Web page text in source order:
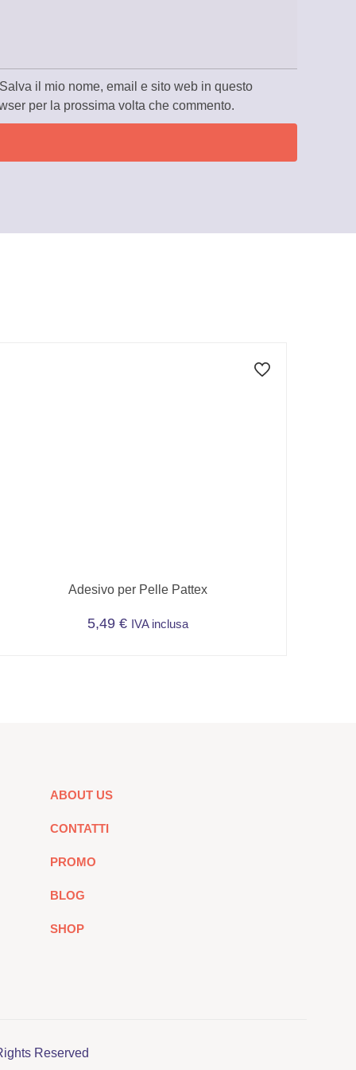
Salva il mio nome, email e sito web in questo
per la prossima volta che commento.
Adesivo per Pelle Pattex
5,49€ IVA inclusa
ABOUT US
CONTATTI
PROMO
BLOG
SHOP
Reserved